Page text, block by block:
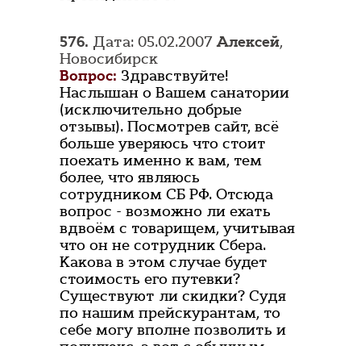
576. Дата: 05.02.2007Алексей,
Новосибирск
Вопрос: Здравствуйте!
Наслышан о Вашем санатории
(исключительно добрые
отзывы). Посмотрев сайт, всё
больше уверяюсь что стоит
поехать именно к вам, тем
более, что являюсь
сотрудником СБ РФ. Отсюда
вопрос - возможно ли ехать
вдвоём с товарищем, учитывая
что он не сотрудник Сбера.
Какова в этом случае будет
стоимость его путевки?
Существуют ли скидки? Судя
по нашим прейскурантам, то
себе могу вполне позволить и